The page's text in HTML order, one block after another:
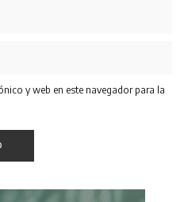
y web en este navegador para la